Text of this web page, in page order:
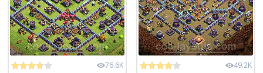
76.6K 49.2K